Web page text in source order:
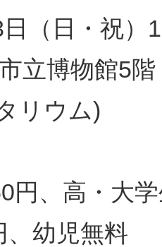
日（日・祝）
立博物館5
リウム)
円、高・大
、幼児無料